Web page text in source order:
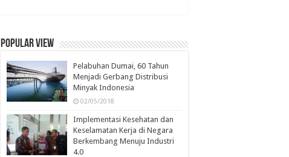
Popular view
Pelabuhan Dumai, 60 Tahun
Menjadi Gerbang Distribusi
Minyak Indonesia
02/05/2018
Implementasi Kesehatan dan
Keselamatan Kerja di Negara
Berkembang Menuju Industri
4.0